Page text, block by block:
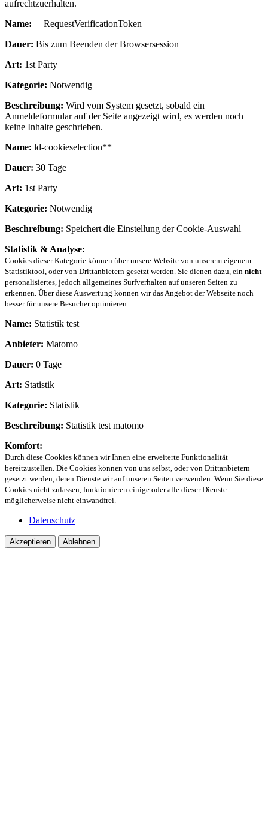
aufrechtzuerhalten.
Name: __RequestVerificationToken
Dauer: Bis zum Beenden der Browsersession
Art: 1st Party
Kategorie: Notwendig
Beschreibung: Wird vom System gesetzt, sobald ein
Anmeldeformular auf der Seite angezeigt wird, es werden noch
keine Inhalte geschrieben.
Name: ld-cookieselection**
Dauer: 30 Tage
Art: 1st Party
Kategorie: Notwendig
Beschreibung: Speichert die Einstellung der Cookie-Auswahl
Statistik & Analyse:
Cookies dieser Kategorie können über unsere Website von unserem eigenem
Statistiktool, oder von Drittanbietern gesetzt werden. Sie dienen dazu, ein nicht
personalisiertes, jedoch allgemeines Surfverhalten auf unseren Seiten zu
erkennen. Über diese Auswertung können wir das Angebot der Webseite noch
besser für unsere Besucher optimieren.
Name: Statistik test
Anbieter: Matomo
Dauer: 0 Tage
Art: Statistik
Kategorie: Statistik
Beschreibung: Statistik test matomo
Komfort:
Durch diese Cookies können wir Ihnen eine erweiterte Funktionalität
bereitzustellen. Die Cookies können von uns selbst, oder von Drittanbietern
gesetzt werden, deren Dienste wir auf unseren Seiten verwenden. Wenn Sie diese
Cookies nicht zulassen, funktionieren einige oder alle dieser Dienste
möglicherweise nicht einwandfrei.
Datenschutz
Akzeptieren Ablehnen